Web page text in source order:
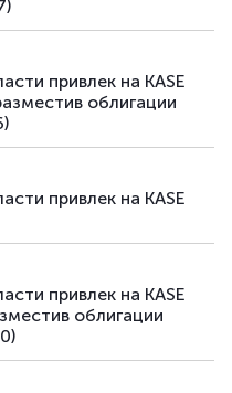
привлек на KASE
облигации
привлек на KASE
привлек на KASE
облигации